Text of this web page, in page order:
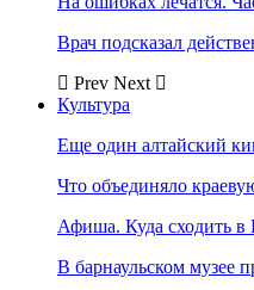
Врач подсказал
Prev Next
Культура
Еще один алтайский
Что объединяло
Афиша. Куда сходить в
В барнаульском музее